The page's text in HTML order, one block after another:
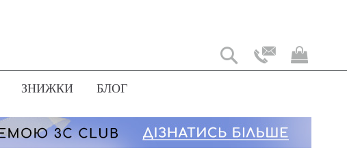
Мій
ЗНИЖКИ БЛОГ